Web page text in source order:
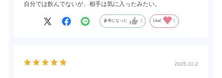
自分では飲んでないが、相手は気に入ったみたい。
参考になった 1 Like! 1
2025.10.2